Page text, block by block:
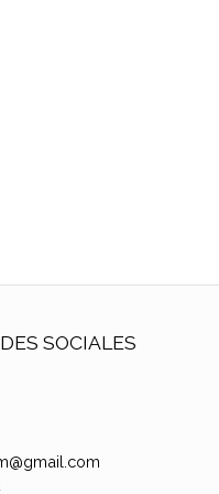
SOCIALES